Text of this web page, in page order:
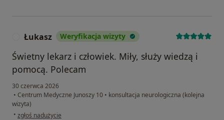
Łukasz Weryfikacja wizyty
Świetny lekarz i człowiek. Miły, służy wiedzą i
pomocą. Polecam
30 czerwca 2026
• Centrum Medyczne Junoszy 10 • konsultacja neurologiczna (kolejna
wizyta)
• w opinii użytkownika Łukasz
zgłoś nadużycie